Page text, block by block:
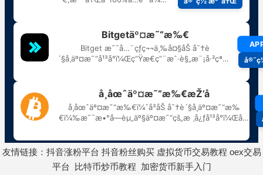
友情链接： 抖音涨粉平台 抖音粉丝购买 虚拟货币交易教程 oex交易
平台
比特币炒币教程 加密货币新手入门